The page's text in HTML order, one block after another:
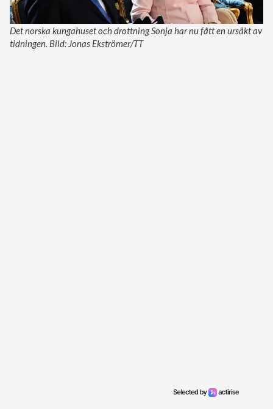
Det norska kungahuset och drottning Sonja har nu fått en ursäkt av
tidningen. Bild: Jonas Ekströmer/TT